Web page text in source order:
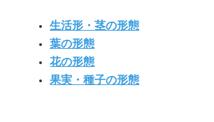
生活形・茎の形態
葉の形態
花の形態
果実・種子の形態